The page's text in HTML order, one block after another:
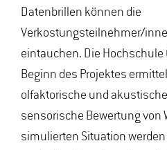
Datenbrillen können die
Verkostungsteilnehmer/
eintauchen. Die Hochschule
Beginn des Projektes
olfaktorische und
sensorische Bewertung von
simulierten Situation